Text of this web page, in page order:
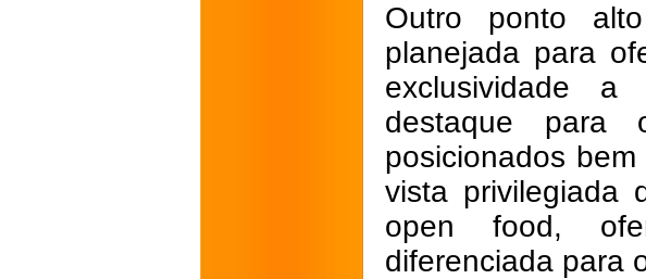
Outro ponto
planejada para
exclusividade
destaque para
posicionados
vista privilegiada
open food,
diferenciada para